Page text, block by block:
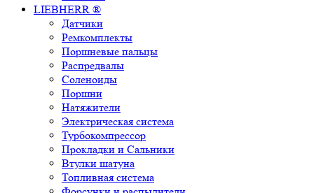
LIEBHERR ®
Датчики
Ремкомплекты
Поршневые пальцы
Распредвалы
Соленоиды
Поршни
Натяжители
Электрическая система
Турбокомпрессор
Прокладки и Сальники
Втулки шатуна
Топливная система